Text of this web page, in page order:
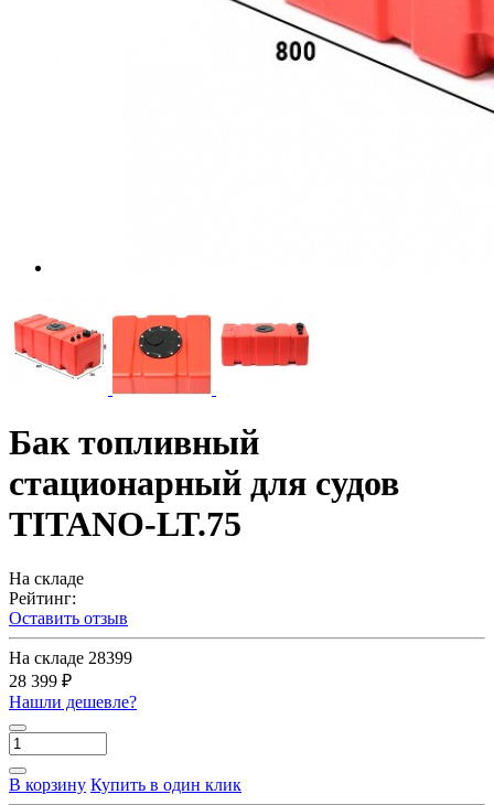
Бак топливный
стационарный для судов
TITANO-LT.75
На складе
Рейтинг:
Оставить отзыв
На складе 28399
28 399 ₽
Нашли дешевле?
В корзину Купить в один клик